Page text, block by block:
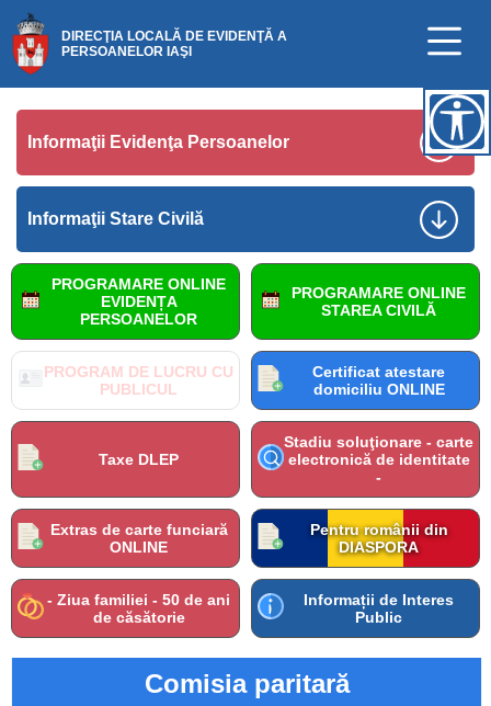
DIRECŢIA LOCALĂ DE EVIDENŢĂ A
PERSOANELOR IAŞI
Informaţii Evidenţa Persoanelor
Informaţii Stare Civilă
PROGRAM DE LUCRU CU
PUBLICUL
PROGRAMARE ONLINE
EVIDENȚA
PERSOANELOR
PROGRAMARE ONLINE
STAREA CIVILĂ
Certificat atestare
domiciliu ONLINE
Taxe DLEP
Stadiu soluţionare - carte
electronică de identitate
-
Extras de carte funciară
ONLINE
Pentru românii din
DIASPORA
- Ziua familiei - 50 de ani
de căsătorie
Informații de Interes
Public
Comisia paritară